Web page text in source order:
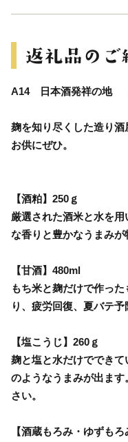
A14 日本酒発祥の地
麹を知り尽くした造り
お供にぜひ。
【酒粕】250ｇ
厳選された酒米と水を
な香りと豊かなうまみが
【甘酒】480ml
もち米と麹だけで作っ
り、疲労回復、夏バテ予
【塩こうじ】260ｇ
麹と塩と水だけででき
のようなうまみが出ま
さい。
【酒蔵もろみ・ゆずも